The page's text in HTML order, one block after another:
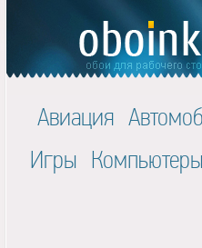
Авиация
Игры Компьютеры